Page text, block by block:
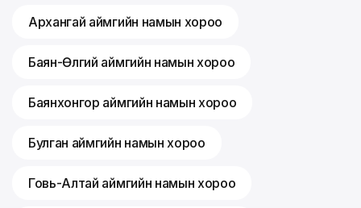
Архангай аймгийн намын хороо
Баян-Өлгий аймгийн намын хороо
Баянхонгор аймгийн намын хороо
Булган аймгийн намын хороо
Говь-Алтай аймгийн намын хороо